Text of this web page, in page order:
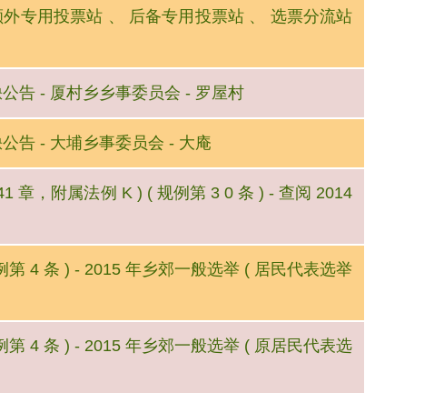
专用投票站 、 后备专用投票站 、 选票分流站
告 - 厦村乡乡事委员会 - 罗屋村
告 - 大埔乡事委员会 - 大庵
章，附属法例 K ) ( 规例第 3 0 条 ) - 查阅 2014
4 条 ) - 2015 年乡郊一般选举 ( 居民代表选举
4 条 ) - 2015 年乡郊一般选举 ( 原居民代表选